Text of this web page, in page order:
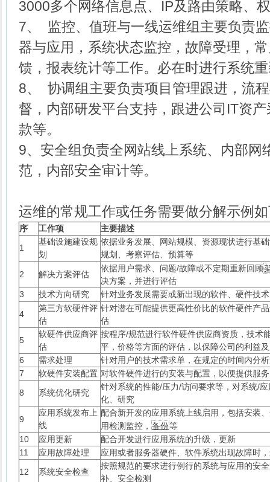
3000多个网络信息点、IP及路由策略、
7、 监控、值班与一线运维组主要负责
器与应用，系统状态监控，故障受理，
馈，报表统计等工作。必在时进行系统
8、 协调组主要负责项目管理跟进，流
督，内部研发平台支持，跟进公司IT资
款等。
9、安全组负责全网站线上系统、内部网
范，内部安全审计等。
运维的常规工作或任务需要做分解示例
序 工作项
主要描述
1
基础设施建设规
划
依据业务发展、网站规模、资源现状进行基
规划、考察评估、预算等
2 解决方案评估
依据用户需求、问题/故障或不定期重新回顾
决方案，并进行评估
3
技术方向研究 针对业务发展需要或新出现的软件、硬件技
4
第三方软硬件评
估
针对潜在可能提供更高性价比的软件硬件产
估
5
软硬件供应商评
估
按程序/规范进行软件硬件供应商资质，技术
平，价格等方面的评估，以保障公司的利益
6
需求处理
针对用户的技术需求单，在规定的时间内分
7
软硬件安装配置 对软件硬件进行的安装与配置，以便提供服务
8
系统优化研究
针对系统的性能/压力/访问要求等，对系统/
化、研究
9
应用系统发布上
线
配合新开发的应用系统上线启用，包括安装
用检测监控， 备份等
10
应用更新
配合开发进行应用系统的升级，更新
11
应用故障处理
应用或者服务器硬件、软件系统出现故障时
12
系统安全检查
按照规范的要求进行例行的系统与应用的安
补、安全检测